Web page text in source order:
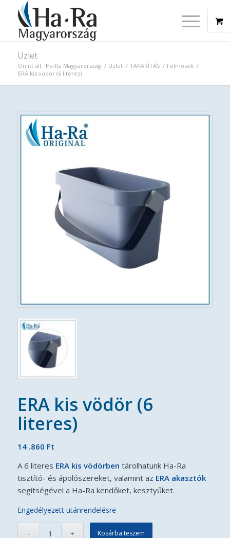
Üzlet
Ön itt áll: Ha-Ra Magyarország / Üzlet / TAKARÍTÁS / Felmosók /
ERA kis vödör (6 literes)
ERA kis vödör (6
literes)
14 .860 Ft
A 6 literes ERA kis vödörben tárolhatunk Ha-Ra
tisztító- és ápolószereket, valamint az ERA akasztók
segítségével a Ha-Ra kendőket, kesztyűket.
Engedélyezett utánrendelésre
Kosárba teszem